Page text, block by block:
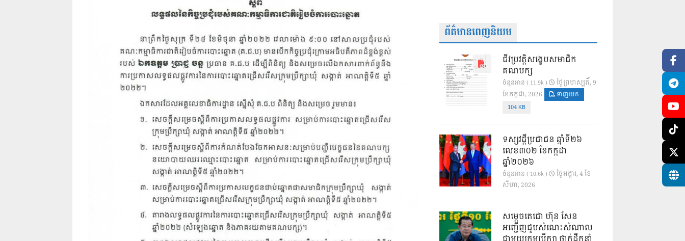
ព័ត៌មានពេញនិយម
ជីវប្រវត្តិសង្ខេបសមាជិក
គណបក្ស
ចំនួនអាន ( 11.9k )
ថ្ងៃ​ព្រហស្បតិ៍, 9
ខែ​កក្កដា, 2026
ទាញយក
104 KB
ទស្សវដ្តីប្រជាជន ឆ្នាំទី២៦
លេខ៣០២ ខែកក្កដា
ឆ្នាំ២០២៦
ចំនួនអាន ( 10.6k )
ថ្ងៃ​អង្គារ, 4 ខែ​
សីហា, 2026
សម្តេចតេជោ ហ៊ុន សែន
អញ្ជើញជួបសំណេះសំណាល